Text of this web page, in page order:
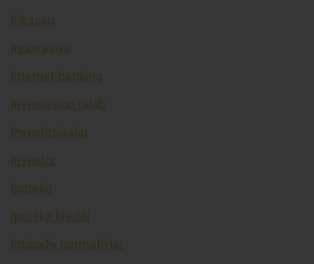
Inkasso
Innovasiya
Internet-banking
Investitsion talab
Investitsiyalar
Investor
Ipoteka
Ipoteka krediti
Iqtisodiy normativlar